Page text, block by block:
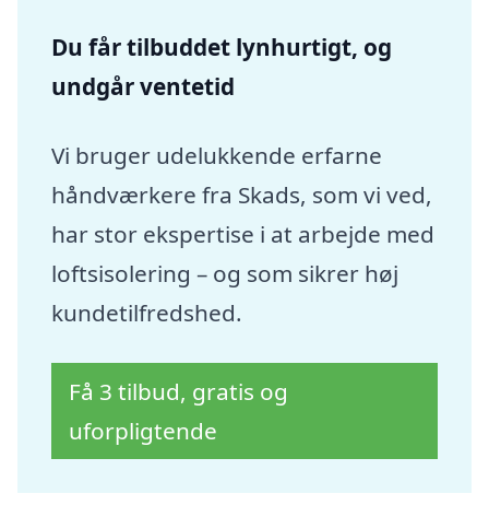
Du får tilbuddet lynhurtigt, og
undgår ventetid
Vi bruger udelukkende erfarne
håndværkere fra Skads, som vi ved,
har stor ekspertise i at arbejde med
loftsisolering – og som sikrer høj
kundetilfredshed.
Få 3 tilbud, gratis og
uforpligtende